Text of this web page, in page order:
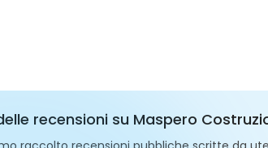
recensioni su Maspero